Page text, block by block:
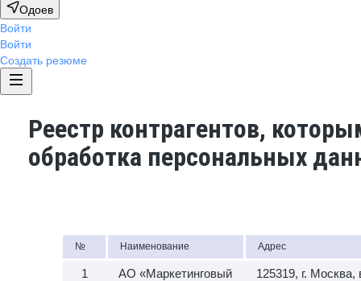
Одоев
Войти
Войти
Создать резюме
Реестр контрагентов,
обработка персональных
№ Наименование Адрес
АО «Маркетинговый
125319, г. Москва,